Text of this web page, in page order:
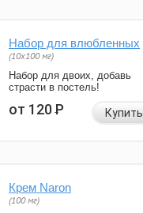
Набор для влюбленных
(10х100 мг)
Набор для двоих, добавь
страсти в постель!
от 120Р Купить
Крем Naron
(100 мг)